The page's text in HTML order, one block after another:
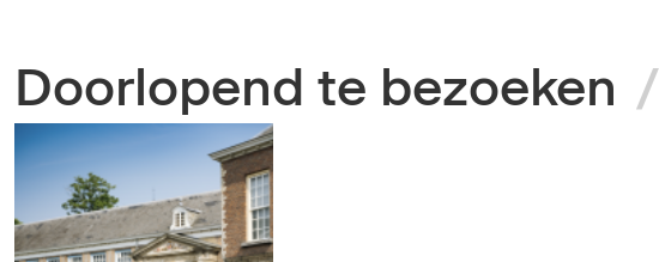
Doorlopend te bezoeken /